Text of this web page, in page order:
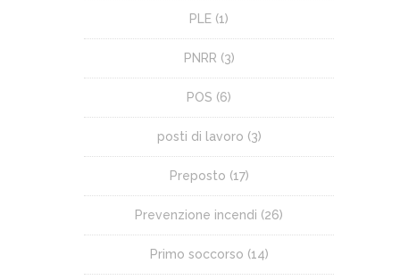
PLE (1)
PNRR (3)
POS (6)
posti di lavoro (3)
Preposto (17)
Prevenzione incendi (26)
Primo soccorso (14)